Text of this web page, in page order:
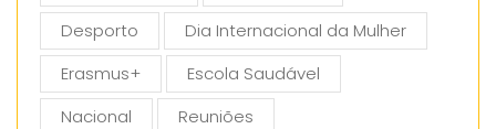
Desporto
Dia Internacional da Mulher
Erasmus+
Escola Saudável
Nacional
Reuniões